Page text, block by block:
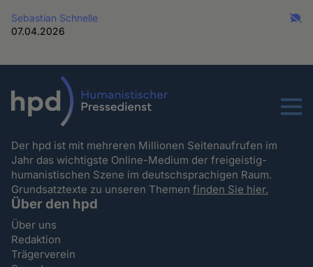
Sebastian Schnelle
07.04.2026
Menu
Der hpd ist mit mehreren Millionen Seitenaufrufen im
Jahr das wichtigste Online-Medium der freigeistig-
humanistischen Szene im deutschsprachigen Raum.
Grundsatztexte zu unseren Themenfinden Sie hier.
Über den hpd
Über uns
Redaktion
Trägerverein